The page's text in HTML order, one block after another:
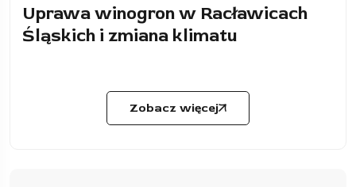
Uprawa winogron w Racławicach
Śląskich i zmiana klimatu
Zobacz więcej